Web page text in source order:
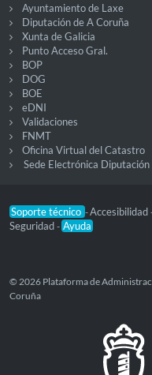
Ayuntamiento de Laxe
Diputación de A Coruña
Xunta de Galicia
Punto Acceso Gral.
BOP
DOG
BOE
eDNI
Validaciones
FNMT
Oficina Virtual del Catastro
Sede Electrónica
Soporte técnico -Accesibilidad
Seguridad - Ayuda
© 2026 Plataforma de
Coruña